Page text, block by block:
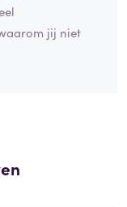
jij niet